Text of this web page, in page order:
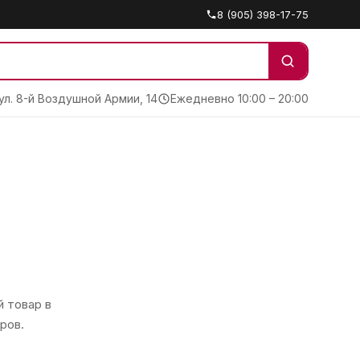
8 (905) 398-17-75
8-й Воздушной Армии, 14 Ежедневно 10:00 – 20:00
товар в